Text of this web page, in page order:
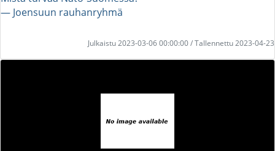
― Joensuun rauhanryhmä
Julkaistu 2023-03-06 00:00:00 / Tallennettu 2023-04-23